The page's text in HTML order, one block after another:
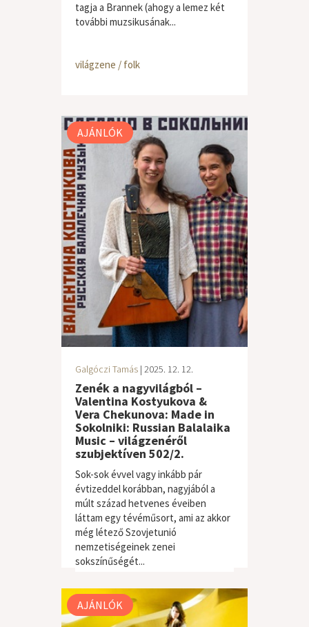
tagja a Brannek (ahogy a lemez két
további muzsikusának...
világzene / folk
AJÁNLÓK
Galgóczi Tamás | 2025. 12. 12.
Zenék a nagyvilágból –
Valentina Kostyukova &
Vera Chekunova: Made in
Sokolniki: Russian Balalaika
Music – világzenéről
szubjektíven 502/2.
Sok-sok évvel vagy inkább pár
évtizeddel korábban, nagyjából a
múlt század hetvenes éveiben
láttam egy tévéműsort, ami az akkor
még létező Szovjetunió
nemzetiségeinek zenei
sokszínűségét...
világzene / folk
AJÁNLÓK